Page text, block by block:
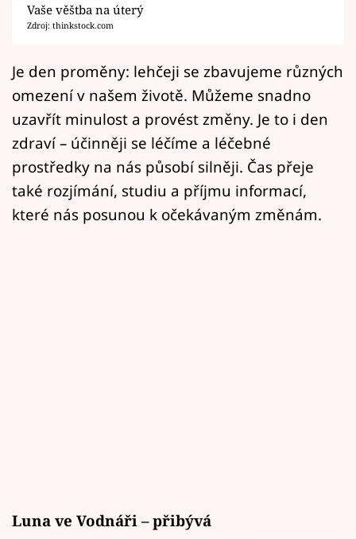
Filmový festival Karlovy Vary
Mámy sobě
Přihlášení
Sledujte nás
Vaše věštba na úterý
Zdroj: thinkstock.com
Je den proměny: lehčeji se zbavujeme různých
omezení v našem životě. Můžeme snadno
uzavřít minulost a provést změny. Je to i den
zdraví – účinněji se léčíme a léčebné
prostředky na nás působí silněji. Čas přeje
také rozjímání, studiu a příjmu informací,
které nás posunou k očekávaným změnám.
Luna ve Vodnáři – přibývá